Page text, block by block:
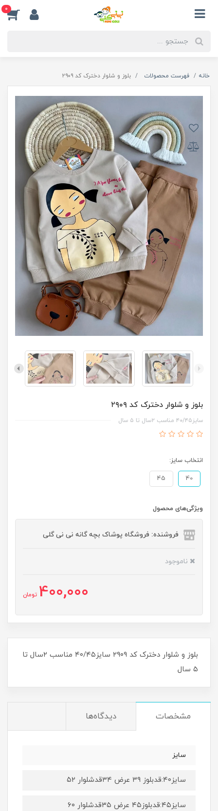
0
خانه فهرست محصولات بلوز و شلوار دخترک کد ۲۹۰۹
بلوز و شلوار دخترک کد ۲۹۰۹
سایز۴۰/۴۵ مناسب ۲سال تا ۵ سال
انتخاب سایز:
40
45
ویژگی‌های محصول
فروشنده: فروشگاه پوشاک بچه گانه نی نی گلی
ناموجود
400,000 تومان
بلوز و شلوار دخترک کد ۲۹۰۹ سایز۴۰/۴۵ مناسب ۲سال تا
۵ سال
مشخصات دیدگاه‌ها
سایز
سایز۴۰:قدبلوز ۳۹ عرض ۳۴قدشلوار ۵۲
سایز۴۵:قدبلوز۴۵ عرض ۳۵قدشلوار ۶۰